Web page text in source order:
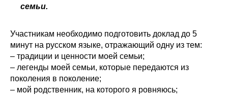
семьи.
Участникам необходимо подготовить доклад до 5
минут на русском языке, отражающий одну из тем:
– традиции и ценности моей семьи;
– легенды моей семьи, которые передаются из
поколения в поколение;
– мой родственник, на которого я ровняюсь;